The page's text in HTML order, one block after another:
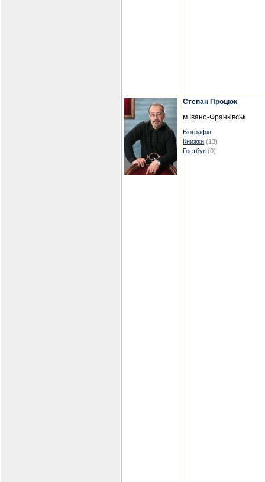
Степан Процюк
м.Івано-Франківськ
Біографія
Книжки (13)
Гестбук (0)